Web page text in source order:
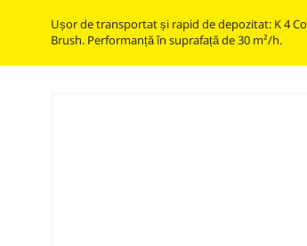
Ușor de transportat și rapid de depozitat: K 4
Brush. Performanță în suprafață de 30 m²/h.